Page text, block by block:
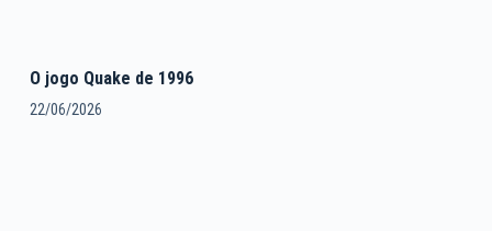
O jogo Quake de 1996
22/06/2026